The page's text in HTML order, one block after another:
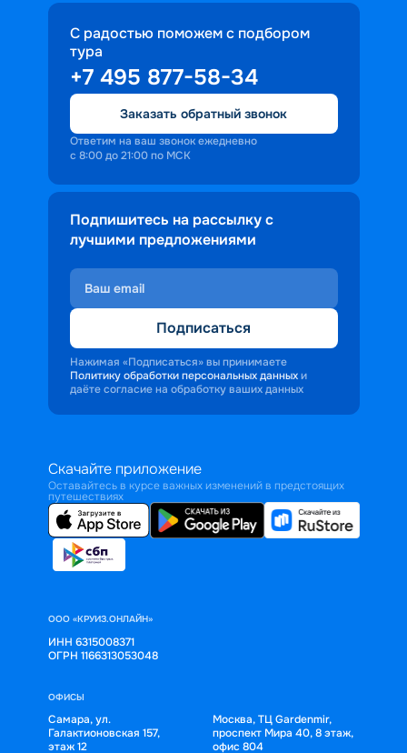
С радостью поможем с подбором
тура
+7 495 877-58-34
Заказать обратный звонок
Ответим на ваш звонок ежедневно
с 8:00 до 21:00 по МСК
Подпишитесь на рассылку с
лучшими предложениями
Подписаться
Нажимая «Подписаться» вы принимаете
Политику обработки персональных данных и
даёте согласие на обработку ваших данных
Скачайте приложение
Оставайтесь в курсе важных изменений в предстоящих
путешествиях
ООО «КРУИЗ.ОНЛАЙН»
ИНН 6315008371
ОГРН 1166313053048
ОФИСЫ
Самара, ул.
Галактионовская 157,
этаж 12
Москва, ТЦ Gardenmir,
проспект Мира 40, 8 этаж,
офис 804